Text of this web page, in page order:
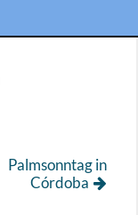
Palm­sonn­tag in
Córdoba